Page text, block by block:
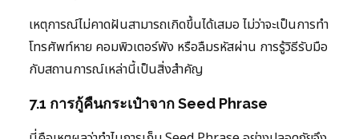
เหตุการณ์ไม่คาดฝันสามารถเกิดขึ้นได้เสมอ ไม่ว่าจะเป็นการทำ
โทรศัพท์หาย คอมพิวเตอร์พัง หรือลืมรหัสผ่าน การรู้วิธีรับมือ
กับสถานการณ์เหล่านี้เป็นสิ่งสำคัญ
7.1 การกู้คืนกระเป๋าจาก Seed Phrase